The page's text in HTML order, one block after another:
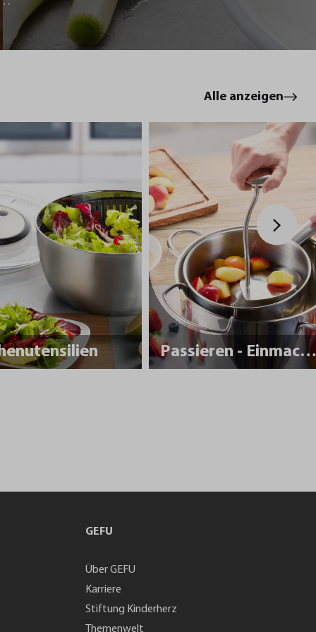
Alle anzeigen
Passieren - Einmachen
GEFU
Über GEFU
Karriere
Stiftung Kinderherz
Themenwelt